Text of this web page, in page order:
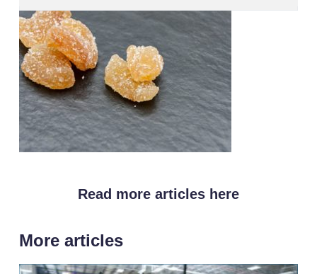
Read more articles here
More articles